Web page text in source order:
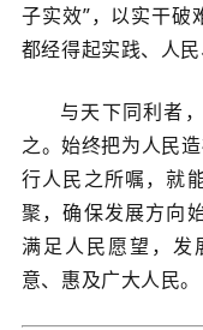
子实效”，以实干破
都经得起实践、人民
与天下同利者
之。始终把为人民
行人民之所嘱，就
聚，确保发展方向
满足人民愿望，发
意、惠及广大人民。